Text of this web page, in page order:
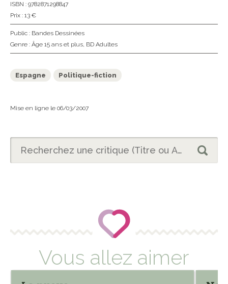
ISBN : 9782871298847
Prix : 13 €
Public : Bandes Dessinées
Genre : Âge 15 ans et plus, BD Adultes
Espagne Politique-fiction
Mise en ligne le 06/03/2007
Vous allez aimer